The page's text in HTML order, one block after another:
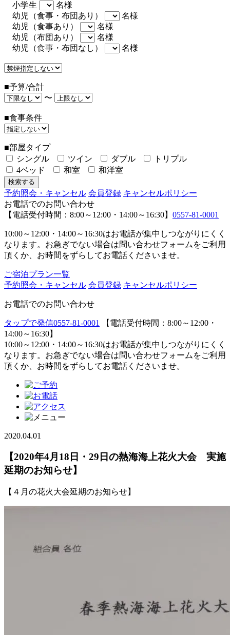
小学生
名様
幼児（食事・布団あり）
名様
幼児（食事あり）
名様
幼児（布団あり）
名様
幼児（食事・布団なし）
名様
■予算/合計
〜
■食事条件
■部屋タイプ
シングル
ツイン ダブル
トリプル
4ベッド
和室 和洋室
予約照会・キャンセル 会員登録 キャンセルポリシー
お電話でのお問い合わせ
【電話受付時間：8:00～12:00・14:00～16:30】 0557-81-0001
10:00～12:00・14:00～16:30はお電話が集中しつながりにくく
なります。お急ぎでない場合は問い合わせフォームをご利用
頂くか、お時間をずらしてお電話くださいませ。
ご宿泊プラン一覧
予約照会・キャンセル 会員登録 キャンセルポリシー
お電話でのお問い合わせ
タップで発信0557-81-0001
【電話受付時間：8:00～12:00・
14:00～16:30】
10:00～12:00・14:00～16:30はお電話が集中しつながりにくく
なります。お急ぎでない場合は問い合わせフォームをご利用
頂くか、お時間をずらしてお電話くださいませ。
2020.04.01
【2020年4月18日・29日の熱海海上花火大会 実施
延期のお知らせ】
【４月の花火大会延期のお知らせ】